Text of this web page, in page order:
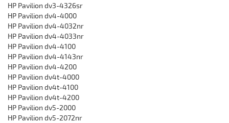
HP Pavilion dv3-4326sr
HP Pavilion dv4-4000
HP Pavilion dv4-4032nr
HP Pavilion dv4-4033nr
HP Pavilion dv4-4100
HP Pavilion dv4-4143nr
HP Pavilion dv4-4200
HP Pavilion dv4t-4000
HP Pavilion dv4t-4100
HP Pavilion dv4t-4200
HP Pavilion dv5-2000
HP Pavilion dv5-2072nr